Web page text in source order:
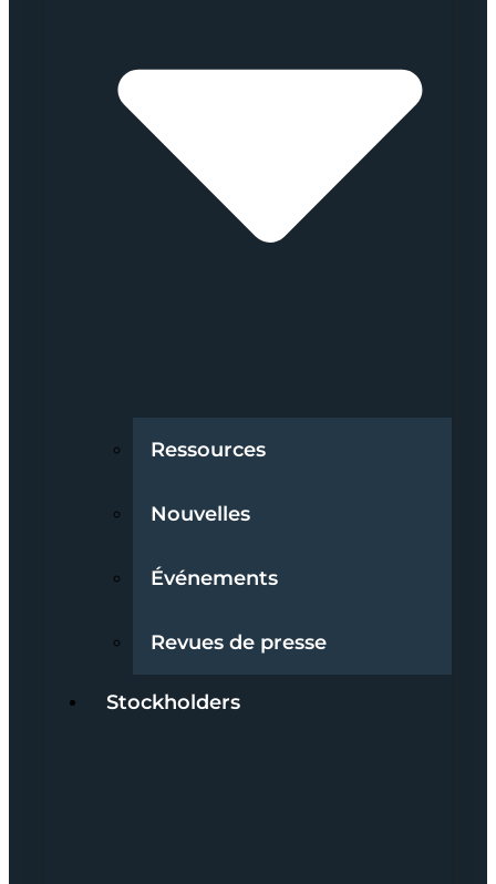
Ressources
Nouvelles
Événements
Revues de presse
Stockholders